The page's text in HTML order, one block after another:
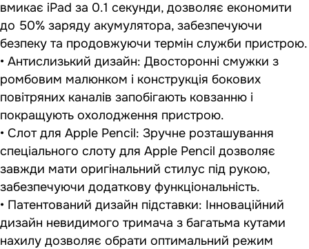
вмикає iPad за 0.1 секунди, дозволяє економити
до 50% заряду акумулятора, забезпечуючи
безпеку та продовжуючи термін служби пристрою.
• Антислизький дизайн: Двосторонні смужки з
ромбовим малюнком і конструкція бокових
повітряних каналів запобігають ковзанню і
покращують охолодження пристрою.
• Слот для Apple Pencil: Зручне розташування
спеціального слоту для Apple Pencil дозволяє
завжди мати оригінальний стилус під рукою,
забезпечуючи додаткову функціональність.
• Патентований дизайн підставки: Інноваційний
дизайн невидимого тримача з багатьма кутами
нахилу дозволяє обрати оптимальний режим